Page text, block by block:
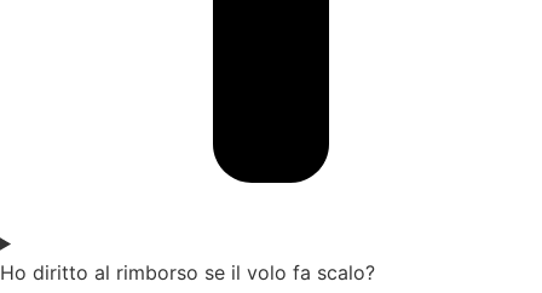
Ho diritto al rimborso se il volo fa scalo?